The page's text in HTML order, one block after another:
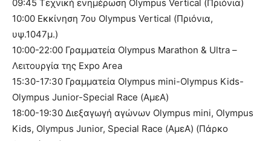
09:45 Τεχνική ενημέρωση Olympus Vertical (Πριόνια)
10:00 Εκκίνηση 7ου Olympus Vertical (Πριόνια,
υψ.1047μ.)
10:00-22:00 Γραμματεία Olympus Marathon & Ultra –
Λειτουργία της Expo Area
15:30-17:30 Γραμματεία Olympus mini-Olympus Kids-
Olympus Junior-Special Race (ΑμεΑ)
18:00-19:30 Διεξαγωγή αγώνων Olympus mini, Olympus
Kids, Olympus Junior, Special Race (ΑμεΑ) (Πάρκο